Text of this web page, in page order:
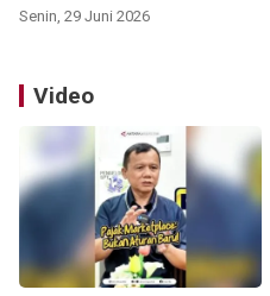
Senin, 29 Juni 2026
Video